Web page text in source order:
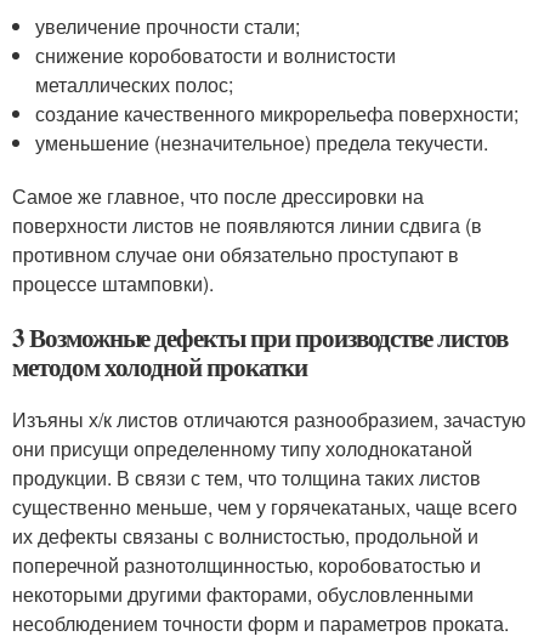
увеличение прочности стали;
снижение коробоватости и волнистости
металлических полос;
создание качественного микрорельефа поверхности;
уменьшение (незначительное) предела текучести.
Самое же главное, что после дрессировки на
поверхности листов не появляются линии сдвига (в
противном случае они обязательно проступают в
процессе штамповки).
3 Возможные дефекты при производстве листов
методом холодной прокатки
Изъяны х/к листов отличаются разнообразием, зачастую
они присущи определенному типу холоднокатаной
продукции. В связи с тем, что толщина таких листов
существенно меньше, чем у горячекатаных, чаще всего
их дефекты связаны с волнистостью, продольной и
поперечной разнотолщинностью, коробоватостью и
некоторыми другими факторами, обусловленными
несоблюдением точности форм и параметров проката.